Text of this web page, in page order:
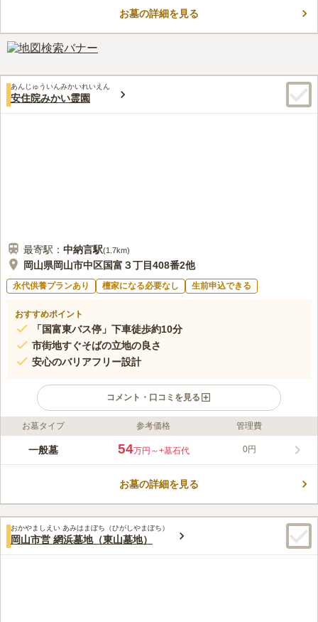
㎡・3.96㎡・4.45㎡・5.92㎡とゆとりのある広さばかりなので、
に手を合わせられます。
口コミ評価
50代女性
霊園の近くには石材店が運営する花やろうそくが購入できるが割
高に感じるので、道中にある花屋やホームセンターに自家用車で寄る。飲
食店は自販機程度で不便だが、目的としなければ良しの範囲
お墓の詳細を見る
あんじゅういんみかいれいえん
安住院みかい霊園
最寄駅： 中納言駅(1.7km)
岡山県岡山市中区国富３丁目408番2他
永代供養プランあり 檀家になる必要なし 生前申込できる
おすすめポイント
「国富東バス停」下車徒歩約10分
市街地すぐそばの立地の良さ
安心のバリアフリー設計
コメント・口コミを見る
ライフドット編集部のコメント
岡山市中区に広がる森の一角に作られた、安住院の寺院霊園で
の墓地からの移設にも対応してくれます。 駐車場完備で車での
口コミ評価
この霊園はまだ誰からも評価されていません。
お墓タイプ 参考価格 管理費
一般墓 54万円～+墓石代 0円
お墓の詳細を見る
おかやましえい あみはまぼち（ひがしやまぼち）
岡山市営 網浜墓地（東山墓地）